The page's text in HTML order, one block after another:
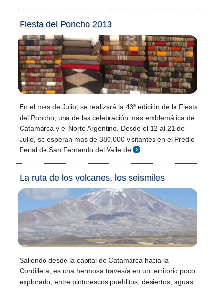
Fiesta del Poncho 2013
En el mes de Julio, se realizará la 43ª edición de la Fiesta
del Poncho, una de las celebración más emblemática de
Catamarca y el Norte Argentino. Desde el 12 al 21 de
Julio, se esperan mas de 380.000 visitantes en el Predio
Ferial de San Fernando del Valle de
La ruta de los volcanes, los seismiles
Saliendo desde la capital de Catamarca hacia la
Cordillera, es una hermosa travesía en un territorio poco
explorado, entre pintorescos pueblitos, desiertos, aguas